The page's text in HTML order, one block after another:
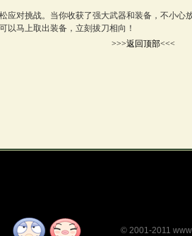
应对挑战。当你收获了强大武器和装备，不小心
以马上取出装备，立刻拔刀相向！
>>>返回顶部<<<
© 2001-2011